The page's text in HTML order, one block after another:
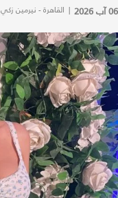
06 آب 2026 | القاهرة - نيرمين زكي